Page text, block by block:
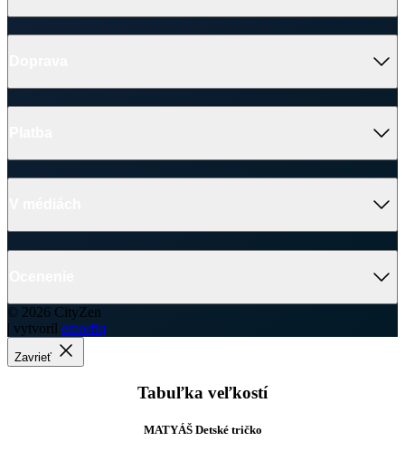
© 2026 CityZen
| vytvoril emorfiq
Zavrieť
Tabuľka veľkostí
MATYÁŠ Detské tričko